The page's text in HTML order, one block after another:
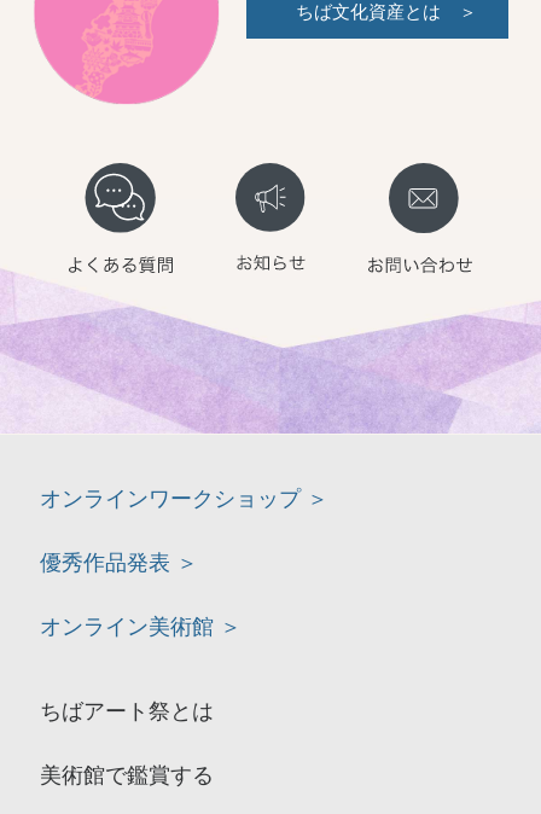
ちば文化資産とは
オンラインワークショップ ＞
優秀作品発表 ＞
オンライン美術館 ＞
ちばアート祭とは
美術館で鑑賞する